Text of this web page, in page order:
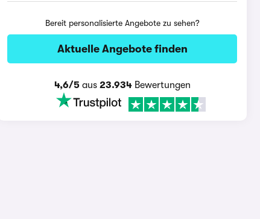
Bereit personalisierte Angebote zu sehen?
Aktuelle Angebote finden
4,6/5aus 23.934Bewertungen